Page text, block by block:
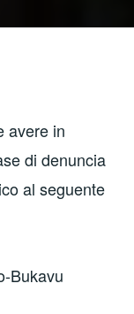
avere in
di denuncia
al seguente
Bukavu